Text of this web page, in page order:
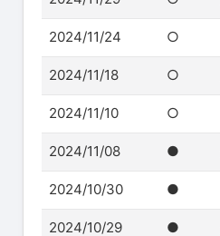
2024/11/24 ○
2024/11/18 ○
2024/11/10 ○
2024/11/08 ●
2024/10/30 ●
2024/10/29 ●